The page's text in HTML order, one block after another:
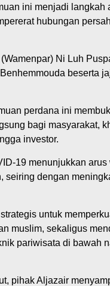
ini menjadi langkah
hubungan
Ni Luh
beserta
perdana ini
bagi masyarakat,
investor.
19 menunjukkan
seiring dengan
untuk
muslim, sekaligus
pariwisata di bawah
pihak Aljazair